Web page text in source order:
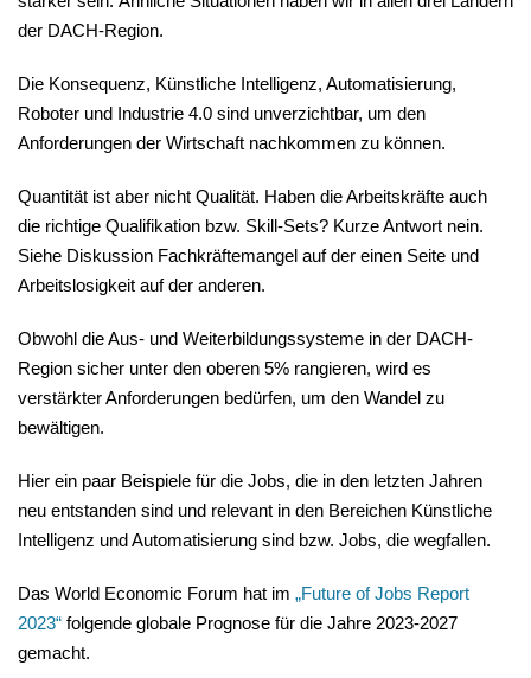
der DACH-Region.
Die Konsequenz, Künstliche Intelligenz, Automatisierung,
Roboter und Industrie 4.0 sind unverzichtbar, um den
Anforderungen der Wirtschaft nachkommen zu können.
Quantität ist aber nicht Qualität. Haben die Arbeitskräfte auch
die richtige Qualifikation bzw. Skill-Sets? Kurze Antwort nein.
Siehe Diskussion Fachkräftemangel auf der einen Seite und
Arbeitslosigkeit auf der anderen.
Obwohl die Aus- und Weiterbildungssysteme in der DACH-
Region sicher unter den oberen 5% rangieren, wird es
verstärkter Anforderungen bedürfen, um den Wandel zu
bewältigen.
Hier ein paar Beispiele für die Jobs, die in den letzten Jahren
neu entstanden sind und relevant in den Bereichen Künstliche
Intelligenz und Automatisierung sind bzw. Jobs, die wegfallen.
Das World Economic Forum hat im „Future of Jobs Report
2023“ folgende globale Prognose für die Jahre 2023-2027
gemacht.